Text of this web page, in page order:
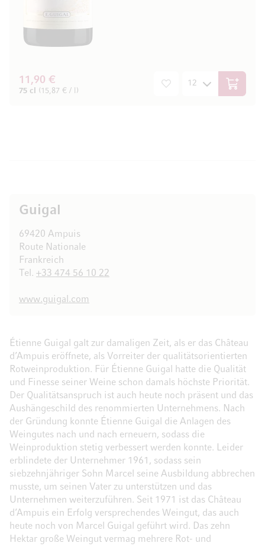
11,90 €
75 cl (15,87 € / l) In den
Guigal
69420 Ampuis
Route Nationale
Frankreich
Tel. +33 474 56 10 22
www.guigal.com
Étienne Guigal galt zur damaligen Zeit, als er das Château
d’Ampuis eröffnete, als Vorreiter der qualitätsorientierten
Rotweinproduktion. Für Étienne Guigal hatte die Qualität
und Finesse seiner Weine schon damals höchste Priorität.
Der Qualitätsanspruch ist auch heute noch präsent und das
Aushängeschild des renommierten Unternehmens. Nach
der Gründung konnte Étienne Guigal die Anlagen des
Weingutes nach und nach erneuern, sodass die
Weinproduktion stetig verbessert werden konnte. Leider
erblindete der Unternehmer 1961, sodass sein
siebzehnjähriger Sohn Marcel seine Ausbildung abbrechen
musste, um seinen Vater zu unterstützen und das
Unternehmen weiterzuführen. Seit 1971 ist das Château
d’Ampuis ein Erfolg versprechendes Weingut, das auch
heute noch von Marcel Guigal geführt wird. Das zehn
Hektar große Weingut vermag mehrere Rot- und